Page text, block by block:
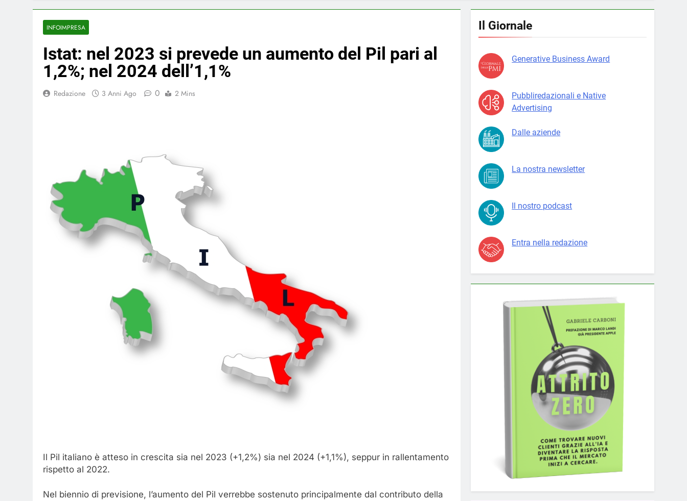
INFOIMPRESA
Istat: nel 2023 si prevede un aumento del Pil pari al
1,2%; nel 2024 dell’1,1%
Redazione 3 Anni Ago 0 2 Mins
Il Pil italiano è atteso in crescita sia nel 2023 (+1,2%) sia nel 2024 (+1,1%), seppur in rallentamento
rispetto al 2022.
Nel biennio di previsione, l’aumento del Pil verrebbe sostenuto principalmente dal contributo della
Il Giornale
Generative Business Award
Pubbliredazionali e Native
Advertising
Dalle aziende
La nostra newsletter
Il nostro podcast
Entra nella redazione